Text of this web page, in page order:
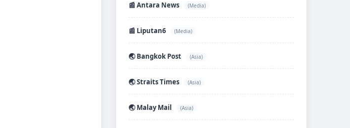
📰 Antara News (Media)
📰 Liputan6 (Media)
🌏 Bangkok Post (Asia)
🌏 Straits Times (Asia)
🌏 Malay Mail (Asia)